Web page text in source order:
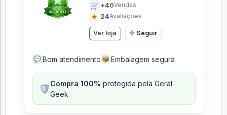
🛒 +40Vendas
★ 24Avaliações
Ver loja Seguir
💬 Bom atendimento 📦 Embalagem segura
🛡️Compra 100% protegida pela Geral
Geek